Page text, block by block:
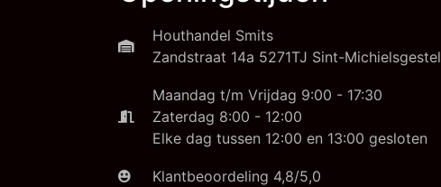
Houthandel Smits
Zandstraat 14a 5271TJ Sint-Michielsgestel
Maandag t/m Vrijdag 9:00 - 17:30
Zaterdag 8:00 - 12:00
Elke dag tussen 12:00 en 13:00 gesloten
Klantbeoordeling 4,8/5,0